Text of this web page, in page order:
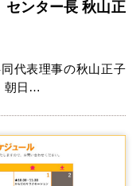
ンター長 秋山正
代表理事の秋山正子
朝日…